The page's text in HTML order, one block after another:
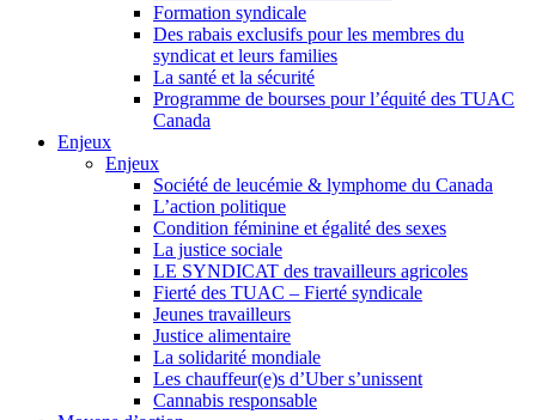
Formation syndicale
Des rabais exclusifs pour les membres du
syndicat et leurs families
La santé et la sécurité
Programme de bourses pour l’équité des TUAC
Canada
Enjeux
Enjeux
Société de leucémie & lymphome du Canada
L’action politique
Condition féminine et égalité des sexes
La justice sociale
LE SYNDICAT des travailleurs agricoles
Fierté des TUAC – Fierté syndicale
Jeunes travailleurs
Justice alimentaire
La solidarité mondiale
Les chauffeur(e)s d’Uber s’unissent
Cannabis responsable